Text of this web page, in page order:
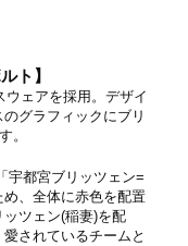
ト】
ェアを採用。デザイ
グラフィックにブリ
。
「宇都宮ブリッツェン=
、全体に赤色を配置
ツェン(稲妻)を配
されているチームと